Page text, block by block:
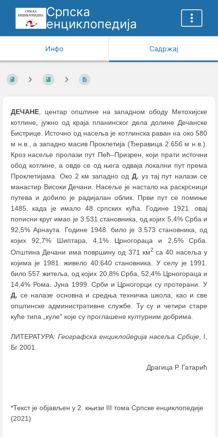
Српска
енциклопедија
Инфо Садржај
ДЕЧАНЕ, центар општине на западном ободу Метохијске
котлине, јужно од краја планинског дела долине Дечанске
Бистрице. Источно од насеља је котлинска раван на око 580
м н.в., а западно масив Проклетија (Ђеравица 2.656 м н.в.).
Кроз насеље пролази пут Пећ–Призрен, који прати источни
обод котлине, а овде се од њега одваја локални пут према
Проклетијама. Око 2 км западно од Д. уз тај пут налази се
манастир Високи Дечани. Насеље је настало на раскрсници
путева и добило је радијалан облик. Први пут се помиње
1485. када је имало 48 српских кућа. Године 1921. овај
пописни круг имао је 3.531 становника, од којих 5,4% Срба и
92,5% Арнаута. Године 1948. било је 3.573 становника, од
којих 92,7% Шиптара, 4,1% Црногораца и 2,5% Срба.
Општина Дечани има површину од 371 км2са 40 насеља у
којима је 1981. живело 40.640 становника. У селу је 1991.
било 557 житеља, од којих 20,8% Срба, 52,4% Црногораца и
14,4% Рома. Јуна 1999. Срби и Црногорци су протерани. У
Д. се налазе основна и средња техничка школа, као и све
општинске административне службе. Ту су и четири старе
куће типа „куле" које су проглашене културним добрима.
ЛИТЕРАТУРА: Географска енциклопедија насеља Србије , I,
Бг 2001.
Драгица Р. Гатарић
*Текст је објављен у 2. књизи III тома Српске енциклопедије
(2021)